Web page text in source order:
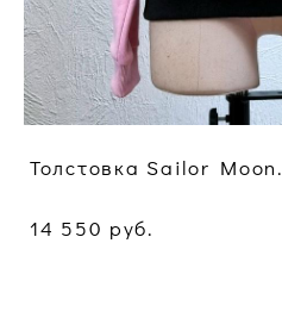
Толстовка Sailor Moon.
14 550 pуб.